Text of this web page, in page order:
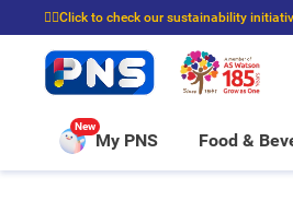
☝🏼Click to check our sustainability
⭐Spend $399 to enjoy FREE delivery,
New
My PNS Food &